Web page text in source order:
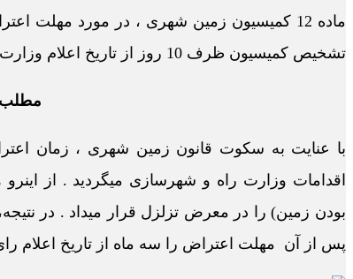
تشخیص کمیسیون ظرف 10 روز از تاریخ اعلام وزارت راه و شهرسازی قابل اعتراض در دادگاه محل است.
با عنایت به سکوت قانون زمین شهری ، زمان
پس از آن مهلت اعتراض را سه ماه از تاریخ اعلام